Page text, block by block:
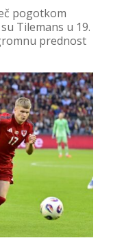
pogotkom
Tilemans u 19.
prednost